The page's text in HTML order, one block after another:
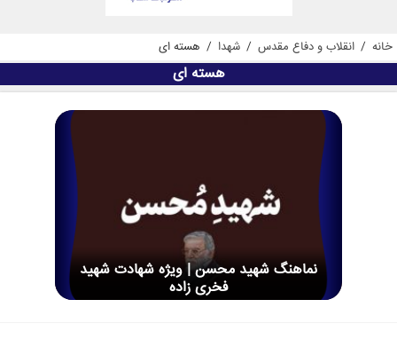
خانه / انقلاب و دفاع مقدس / شهدا / هسته ای
هسته ای
نماهنگ شهید محسن | ویژه شهادت شهید
فخری زاده